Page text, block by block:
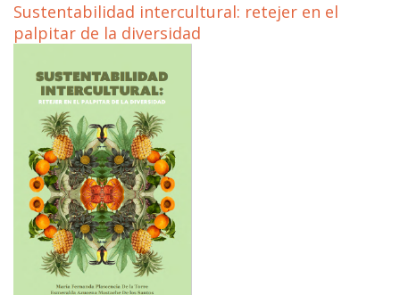
Sustentabilidad intercultural: retejer en el
palpitar de la diversidad